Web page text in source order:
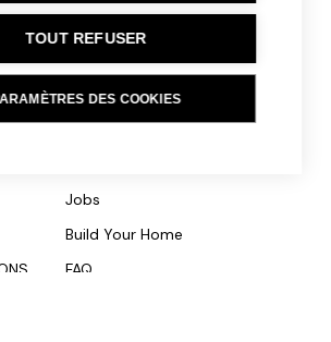
Jobs
Build Your Home
FAQ
TOUT REFUSER
DES COOKIES